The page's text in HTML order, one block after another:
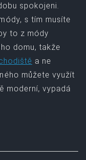
spokojeni.
s tím musíte
to z módy
domu, takže
a ne
můžete využít
moderní, vypadá